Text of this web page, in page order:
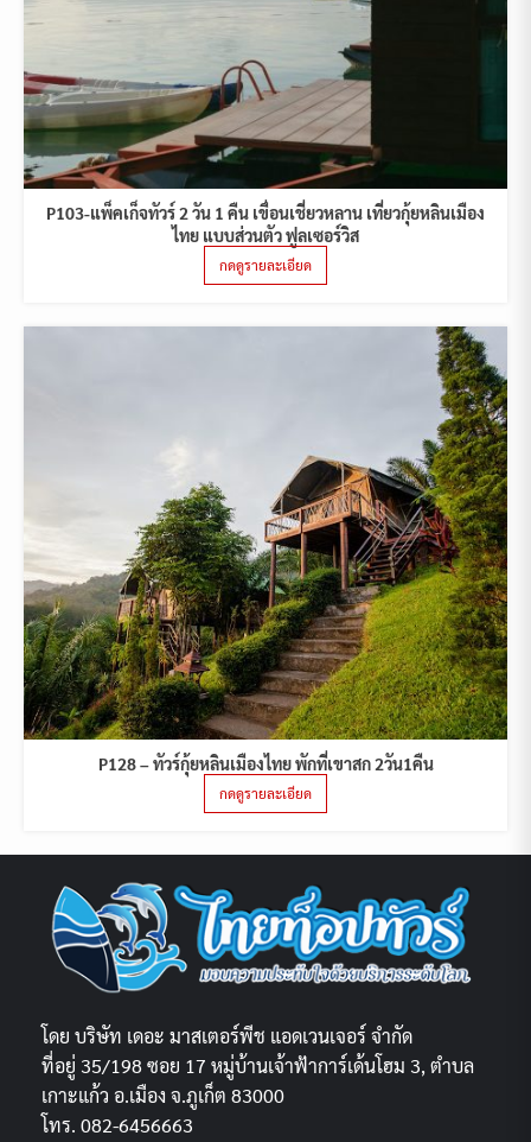
P103-แพ็คเก็จทัวร์ 2 วัน 1 คืน เขื่อนเชี่ยวหลาน เที่ยวกุ้ยหลินเมือง
ไทย แบบส่วนตัว ฟูลเซอร์วิส
กดดูรายละเอียด
P128 – ทัวร์กุ้ยหลินเมืองไทย พักที่เขาสก 2วัน1คืน
กดดูรายละเอียด
โดย บริษัท เดอะ มาสเตอร์พีช แอดเวนเจอร์ จำกัด
ที่อยู่ 35/198 ซอย 17 หมู่บ้านเจ้าฟ้าการ์เด้นโฮม 3, ตำบล
เกาะแก้ว อ.เมือง จ.ภูเก็ต 83000
โทร. 082-6456663